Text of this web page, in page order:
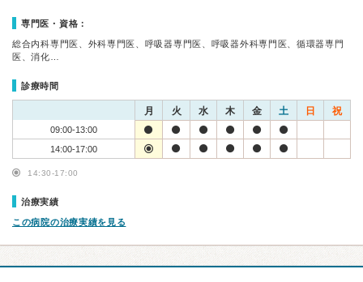
専門医・資格：
総合内科専門医、外科専門医、呼吸器専門医、呼吸器外科専門医、循環器専門
医、消化…
診療時間
月 火 水 木 金 土 日 祝
09:00-13:00
14:00-17:00
14:30-17:00
治療実績
この病院の治療実績を見る